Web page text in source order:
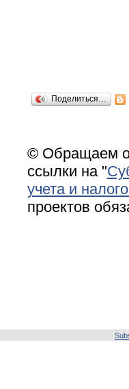
Поделиться…
© Обращаем
ссылки на "
учета и
проектов